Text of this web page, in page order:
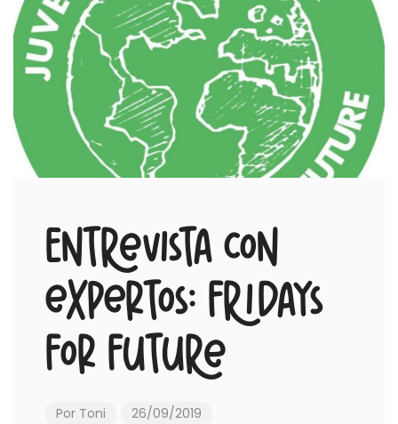
Entrevista con
expertos: Fridays
for Future
Por Toni
26/09/2019